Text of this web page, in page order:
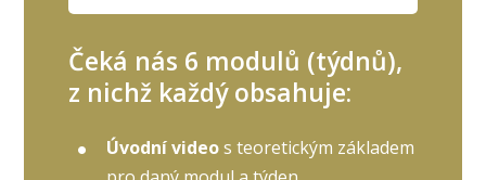
Čeká nás 6 modulů (týdnů),
z nichž každý obsahuje:
Úvodní videos teoretickým základem